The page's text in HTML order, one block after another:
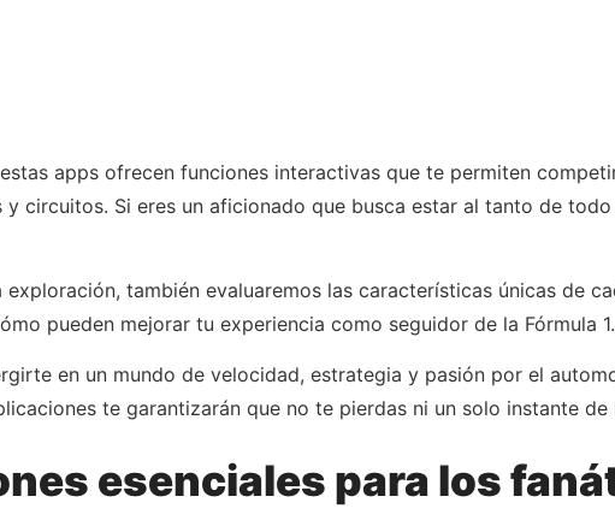
apps ofrecen funciones interactivas que te permiten
circuitos. Si eres un aficionado que busca estar al tanto de
exploración, también evaluaremos las características únicas de
pueden mejorar tu experiencia como seguidor de la Fórmula 1.
en un mundo de velocidad, estrategia y pasión por el
te garantizarán que no te pierdas ni un solo instante
esenciales para los